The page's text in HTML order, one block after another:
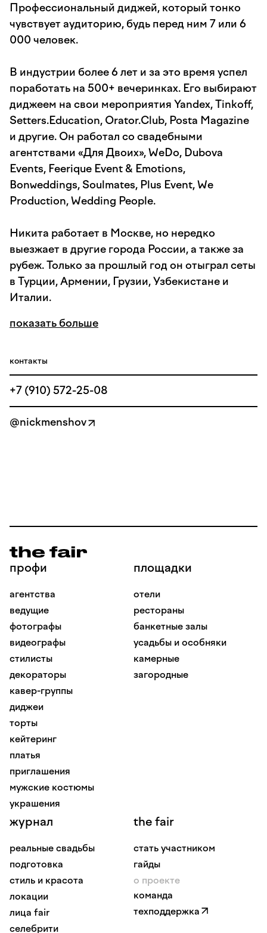
Профессиональный диджей, который тонко
чувствует аудиторию, будь перед ним 7 или 6
000 человек.
В индустрии более 6 лет и за это время успел
поработать на 500+ вечеринках. Его выбирают
диджеем на свои мероприятия Yandex, Tinkoff,
Setters.Education, Оrator.Club, Posta Magazine
и другие. Он работал со свадебными
агентствами «Для Двоих», WeDo, Dubova
Events, Feerique Event & Emotions,
Bonweddings, Soulmates, Plus Event, We
Production, Wedding People.
Никита работает в Москве, но нередко
выезжает в другие города России, а также за
рубеж. Только за прошлый год он отыграл сеты
в Турции, Армении, Грузии, Узбекистане и
Италии.
показать больше
контакты
+7 (910) 572-25-08
@nickmenshov
профи
агентства
ведущие
фотографы
видеографы
стилисты
декораторы
кавер-группы
диджеи
торты
кейтеринг
платья
приглашения
мужские костюмы
украшения
площадки
отели
рестораны
банкетные залы
усадьбы и особняки
камерные
загородные
журнал
реальные свадьбы
подготовка
стиль и красота
локации
лица fair
селебрити
the fair
стать участником
гайды
о проекте
команда
техподдержка